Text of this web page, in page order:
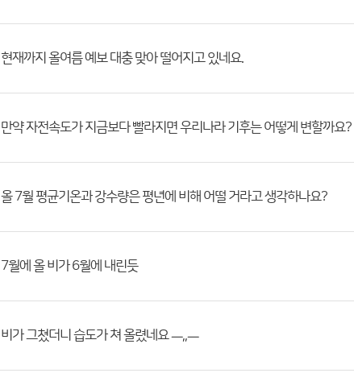
현재까지 올여름 예보 대충 맞아 떨어지고 있네요.
만약 자전속도가 지금보다 빨라지면 우리나라 기후는 어떻게 변할까요?
올 7월 평균기온과 강수량은 평년에 비해 어떨 거라고 생각하나요?
7월에 올 비가 6월에 내린듯
비가 그쳤더니 습도가 쳐 올렸네요 ㅡ,,ㅡ